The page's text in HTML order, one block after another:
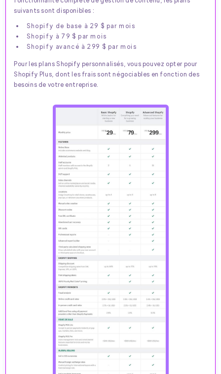
suivants sont disponibles :
Shopify de base à 29 $ par mois
Shopify à 79 $ par mois
Shopify avancé à 299 $ par mois
Pour les plans Shopify personnalisés, vous pouvez opter pour
Shopify Plus, dont les frais sont négociables en fonction des
besoins de votre entreprise.